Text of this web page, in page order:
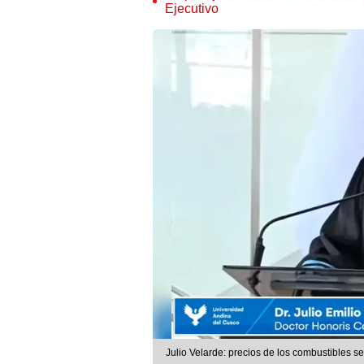
Ejecutivo
Julio Velarde: precios de los combustibles